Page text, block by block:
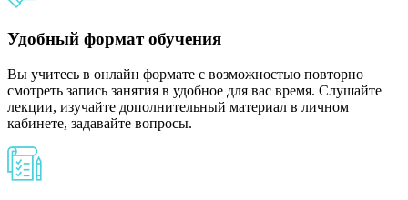
Удобный формат обучения
Вы учитесь в онлайн формате с возможностью повторно
смотреть запись занятия в удобное для вас время. Слушайте
лекции, изучайте дополнительный материал в личном
кабинете, задавайте вопросы.